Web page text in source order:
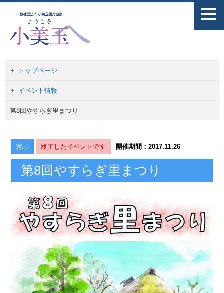
トップページ
イベント情報
第8回やすらぎ里まつり
遊ぶ 終了したイベントです 開催期間：2017.11.26
第8回やすらぎ里まつり